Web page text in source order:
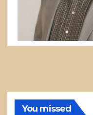
You missed